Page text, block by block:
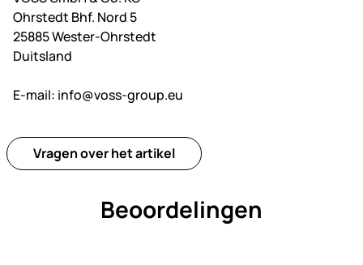
Ohrstedt Bhf. Nord 5
25885 Wester-Ohrstedt
Duitsland
E-mail: info@voss-group.eu
Vragen over het artikel
Beoordelingen